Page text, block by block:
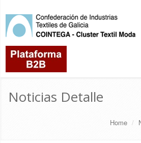
Noticias Detalle
Home